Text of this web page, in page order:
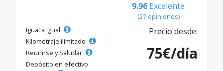
9.96 Excelente
(27 opiniones)
Igual a igual
Kilometraje ilimitado
Reunirse y Saludar
Depósito en efectivo
Precio desde:
75€/día